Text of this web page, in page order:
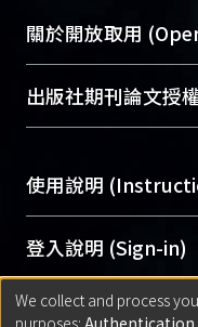
成果。
To permanently
profiles and
services of “NTU
Sciences Library)
關於開放取用
開放取用是從使用
動，應用在學術研
用逐年攀升。同時
Archive）平台。
出版社期刊論文授
含部分內容的版
助與合作完成，
意提供此授權。
Please
original work,
使用說明
網站簡介
使用手冊
線上預約服務
登入說明 (Sign-in)
方案一：臺灣大
匯入著作
We collect and process
purposes: